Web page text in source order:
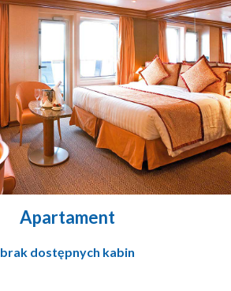
Apartament
brak dostępnych kabin